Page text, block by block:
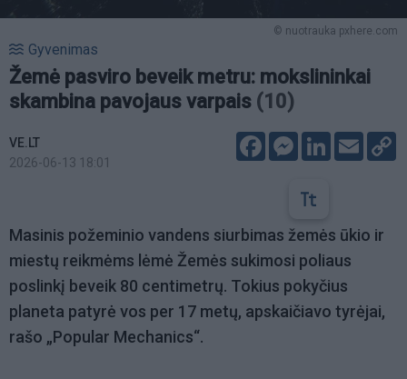
© nuotrauka pxhere.com
Gyvenimas
Žemė pasviro beveik metru: mokslininkai
skambina pavojaus varpais (10)
VE.LT
2026-06-13 18:01
FacebookMessenger
LinkedIn
Email
Masinis požeminio vandens siurbimas žemės ūkio ir
miestų reikmėms lėmė Žemės sukimosi poliaus
poslinkį beveik 80 centimetrų. Tokius pokyčius
planeta patyrė vos per 17 metų, apskaičiavo tyrėjai,
rašo „Popular Mechanics“.